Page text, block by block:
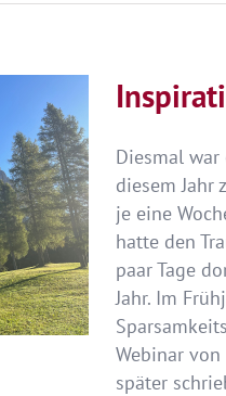
Die
leichten
Diesmal war
diesem Jahr
je eine
hatte den
paar Tage
Jahr. Im
Webinar von
später